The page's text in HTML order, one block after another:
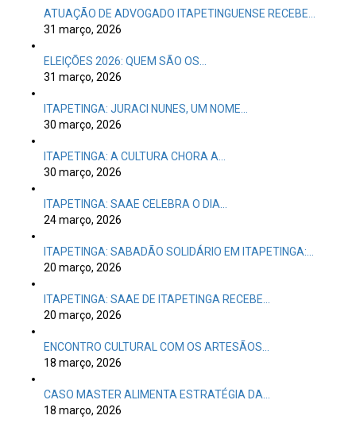
ATUAÇÃO DE ADVOGADO ITAPETINGUENSE RECEBE…
31 março, 2026
ELEIÇÕES 2026: QUEM SÃO OS…
31 março, 2026
ITAPETINGA: JURACI NUNES, UM NOME…
30 março, 2026
ITAPETINGA: A CULTURA CHORA A…
30 março, 2026
ITAPETINGA: SAAE CELEBRA O DIA…
24 março, 2026
ITAPETINGA: SABADÃO SOLIDÁRIO EM ITAPETINGA:…
20 março, 2026
ITAPETINGA: SAAE DE ITAPETINGA RECEBE…
20 março, 2026
ENCONTRO CULTURAL COM OS ARTESÃOS…
18 março, 2026
CASO MASTER ALIMENTA ESTRATÉGIA DA…
18 março, 2026